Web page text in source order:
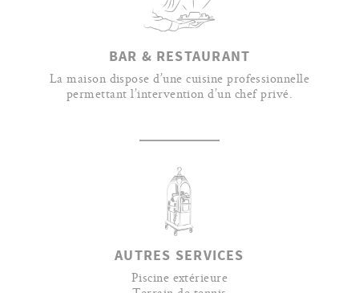
BAR & RESTAURANT
La maison dispose d’une cuisine professionnelle
permettant l’intervention d’un chef privé.
AUTRES SERVICES
Piscine extérieure